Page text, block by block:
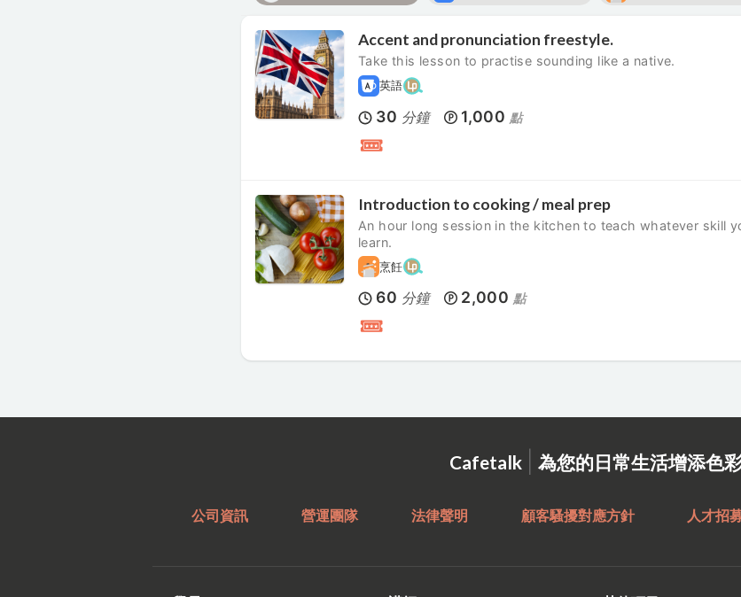
Accent and pronunciation freestyle.
Take this lesson to practise sounding like a native.
英語
30 分鐘 1,000 點
Introduction to cooking / meal prep
An hour long session in the kitchen to teach whatever skill
learn.
烹飪
60 分鐘 2,000 點
Cafetalk | 為您的日常生活增添色
公司資訊 營運團隊 法律聲明 顧客騷擾對應方針 人才招